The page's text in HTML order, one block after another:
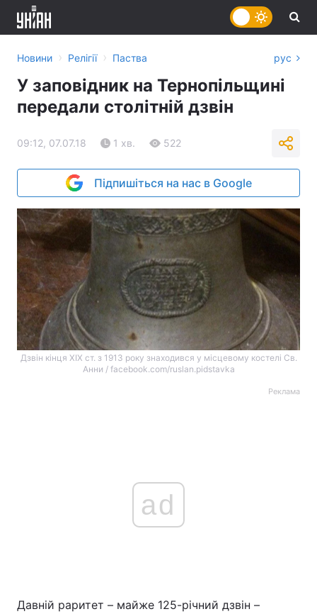
Новини › Релігії › Паства рус
У заповідник на Тернопільщині
передали столітній дзвін
09:12, 07.07.18 1 хв. 522
Підпишіться на нас в Google
Дзвін кінця ХІХ ст. з 1913 року знаходився у місцевому костелі Св.
Анни / facebook.com/ruslan.pidstavka
Реклама
ad
Давній раритет – майже 125-річний дзвін –